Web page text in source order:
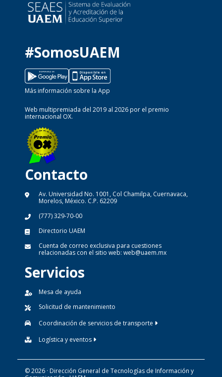
#SomosUAEM
Más información sobre la App
Web multipremiada del 2019 al 2026 por el premio
internacional OX.
Contacto
Av. Universidad No. 1001, Col Chamilpa, Cuernavaca,
Morelos, México. C.P. 62209
(777) 329-70-00
Directorio UAEM
Cuenta de correo exclusiva para cuestiones
relacionadas con el sitio web: web@uaem.mx
Servicios
Mesa de ayuda
Solicitud de mantenimiento
Coordinación de servicios de transporte
Logística y eventos
© 2026 · Dirección General de Tecnologías de Información y